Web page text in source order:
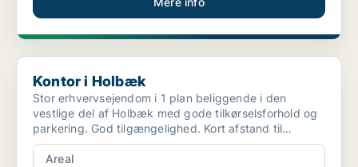
Kontor i Holbæk
Kontor i Holbæk
Stor erhvervsejendom i 1 plan beliggende i den
vestlige del af Holbæk med gode tilkørselsforhold og
parkering. God tilgængelighed. Kort afstand til
offentlig...
Areal